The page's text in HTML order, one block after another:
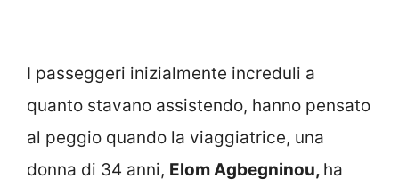
I passeggeri inizialmente increduli a
quanto stavano assistendo, hanno pensato
al peggio quando la viaggiatrice, una
donna di 34 anni, Elom Agbegninou, ha